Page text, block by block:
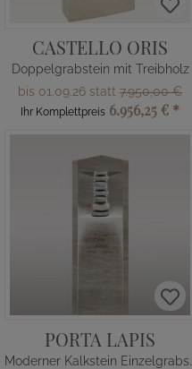
CASTELLO ORIS
Doppelgrabstein mit Treibholz
bis 01.09.26 statt 7.950,00 €
Ihr Komplettpreis 6.956,25 € *
PORTA LAPIS
Moderner Kalkstein Einzelgrabstein